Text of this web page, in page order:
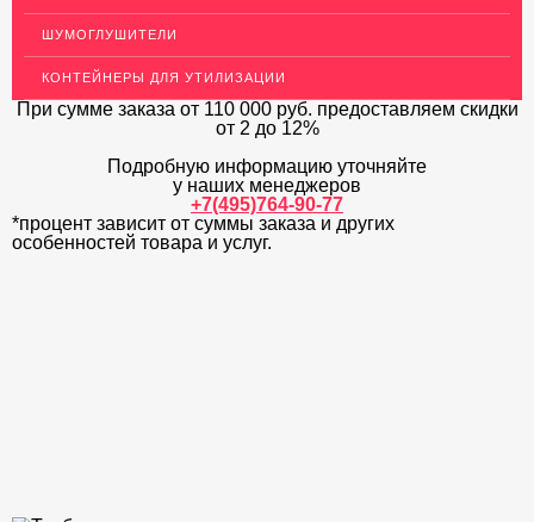
ДЕКОРАТИВНЫЙ УГОЛОК
МЕТАЛЛИЧЕСКИЕ ПОРОГИ НАПОЛЬНЫЕ (ДЛЯ ПОЛА),
РАСКЛАДКА, ПЛИНТУС
ШУМОГЛУШИТЕЛИ
КОНТЕЙНЕРЫ ДЛЯ УТИЛИЗАЦИИ
При сумме заказа от 110 000 руб. предоставляем скидки
от 2 до 12%
Подробную информацию уточняйте
у наших менеджеров
+7(495)764-90-77
*процент зависит от суммы заказа и других
особенностей товара и услуг.